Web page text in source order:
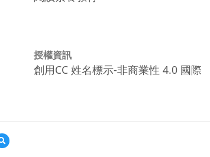
授權資訊
創用CC 姓名標示-非商業性 4.0 國際
預
覽